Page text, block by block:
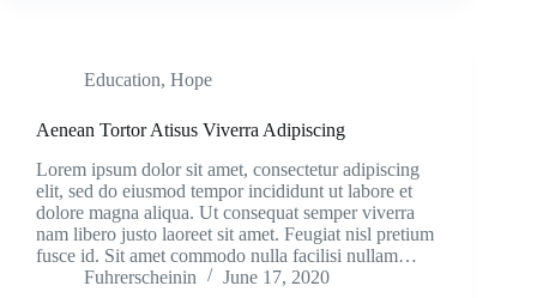
Education, Hope
Aenean Tortor Atisus Viverra Adipiscing
Lorem ipsum dolor sit amet, consectetur adipiscing
elit, sed do eiusmod tempor incididunt ut labore et
dolore magna aliqua. Ut consequat semper viverra
nam libero justo laoreet sit amet. Feugiat nisl pretium
fusce id. Sit amet commodo nulla facilisi nullam…
Fuhrerscheinin
June 17, 2020